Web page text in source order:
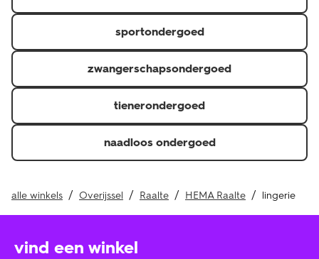
sportondergoed
zwangerschapsondergoed
tienerondergoed
naadloos ondergoed
alle winkels Overijssel Raalte HEMA Raalte lingerie
vind een winkel